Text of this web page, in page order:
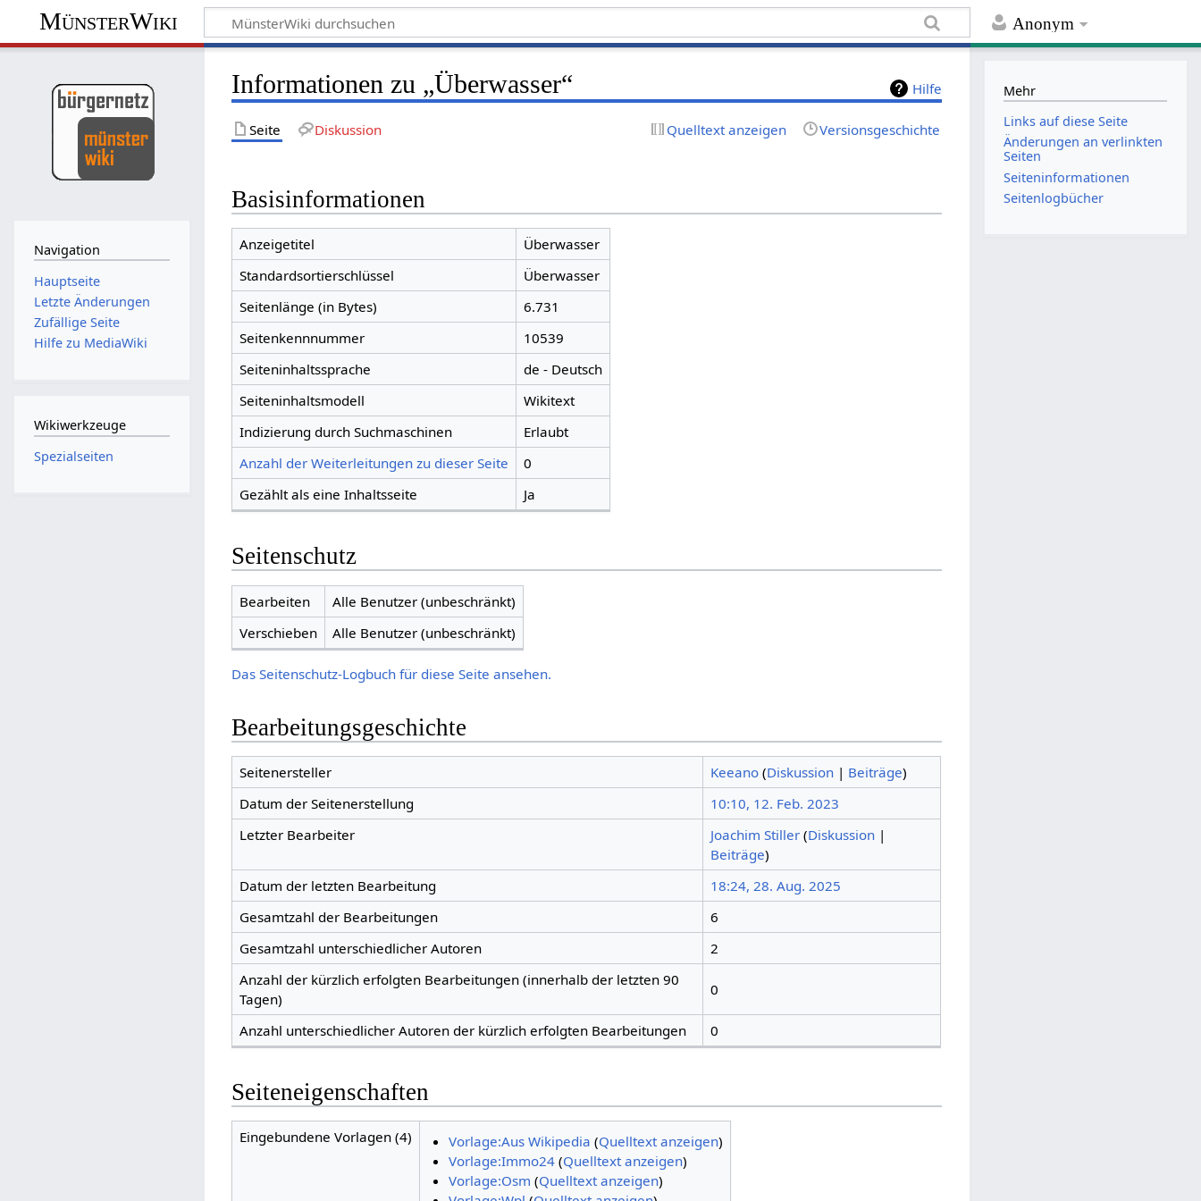
Anonym
MünsterWiki
Hilfe
Informationen zu „Überwasser“
Seite Diskussion Quelltext anzeigen Versionsgeschichte
Basisinformationen
Anzeigetitel
Überwasser
Standardsortierschlüssel
Überwasser
Seitenlänge (in Bytes)
6.731
Seitenkennnummer
10539
Seiteninhaltssprache
de - Deutsch
Seiteninhaltsmodell
Wikitext
Indizierung durch Suchmaschinen
Erlaubt
Anzahl der Weiterleitungen zu dieser Seite
0
Gezählt als eine Inhaltsseite
Ja
Seitenschutz
Bearbeiten
Alle Benutzer (unbeschränkt)
Verschieben
Alle Benutzer (unbeschränkt)
Das Seitenschutz-Logbuch für diese Seite ansehen.
Bearbeitungsgeschichte
Seitenersteller Keeano (Diskussion| Beiträge)
Datum der Seitenerstellung
10:10, 12. Feb. 2023
Letzter Bearbeiter
Joachim Stiller (Diskussion|
Beiträge)
Datum der letzten Bearbeitung
18:24, 28. Aug. 2025
Gesamtzahl der Bearbeitungen
6
Gesamtzahl unterschiedlicher Autoren
2
Anzahl der kürzlich erfolgten Bearbeitungen (innerhalb der letzten 90
Tagen)
0
Anzahl unterschiedlicher Autoren der kürzlich erfolgten Bearbeitungen 0
Seiteneigenschaften
Eingebundene Vorlagen (4) Vorlage:Aus Wikipedia (Quelltext anzeigen)
Vorlage:Immo24 (Quelltext anzeigen)
Vorlage:Osm (Quelltext anzeigen)
Navigation
Hauptseite
Letzte Änderungen
Zufällige Seite
Hilfe zu MediaWiki
Wikiwerkzeuge
Spezialseiten
Mehr
Links auf diese Seite
Änderungen an verlinkten
Seiten
Seiten­informationen
Seitenlogbücher